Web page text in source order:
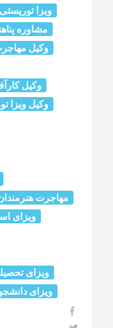
ویزا توریستی
مشاوره
وکیل
وکیل
وکیل ویزا
مهاجرت هنرمندان
ویزای
ویزای
ویزای